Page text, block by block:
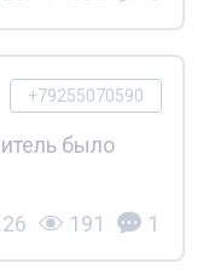
+79255070590
было
191 1